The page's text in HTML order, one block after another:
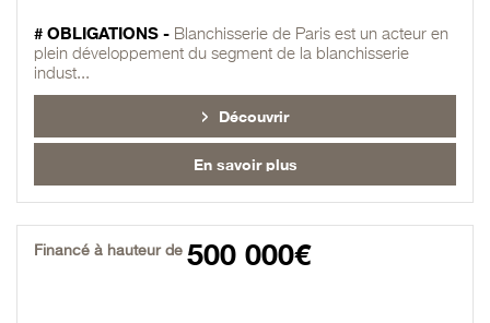
# OBLIGATIONS - Blanchisserie de Paris est un acteur en
plein développement du segment de la blanchisserie
indust...
Découvrir
En savoir plus
Financé à hauteur de 500 000€